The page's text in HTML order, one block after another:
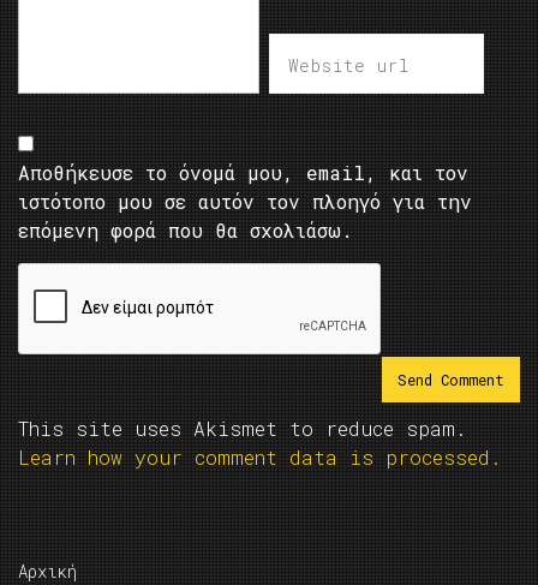
Αποθήκευσε το όνομά μου, email, και τον
ιστότοπο μου σε αυτόν τον πλοηγό για την
επόμενη φορά που θα σχολιάσω.
This site uses Akismet to reduce spam.
Learn how your comment data is processed.
Αρχική